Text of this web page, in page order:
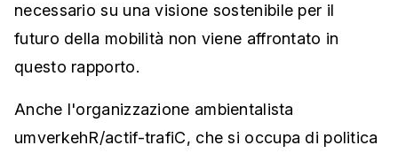
necessario su una visione sostenibile per il
futuro della mobilità non viene affrontato in
questo rapporto.
Anche l'organizzazione ambientalista
umverkehR/actif-trafiC, che si occupa di politica